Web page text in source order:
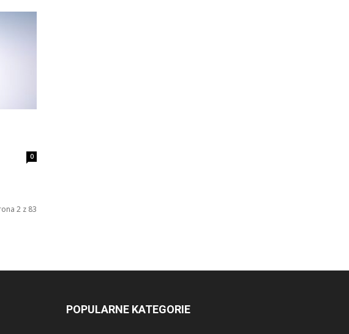
0
2 z 83
POPULARNE KATEGORIE